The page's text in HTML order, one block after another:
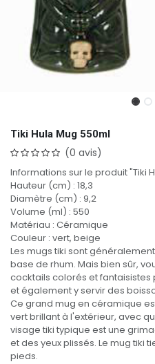
Tiki Hula Mug 550ml
(0 avis)
Informations sur le produit "Tiki
Hauteur (cm) : 18,3
Diamètre (cm) : 9,2
Volume (ml) : 550
Matériau : Céramique
Couleur : vert, beige
Les mugs tiki sont
base de rhum. Mais bien sûr,
cocktails colorés et
et également y servir des
Ce grand mug en céramique
vert brillant à l'extérieur, avec
visage tiki typique est une
et des yeux plissés. Le mug tiki
pieds.